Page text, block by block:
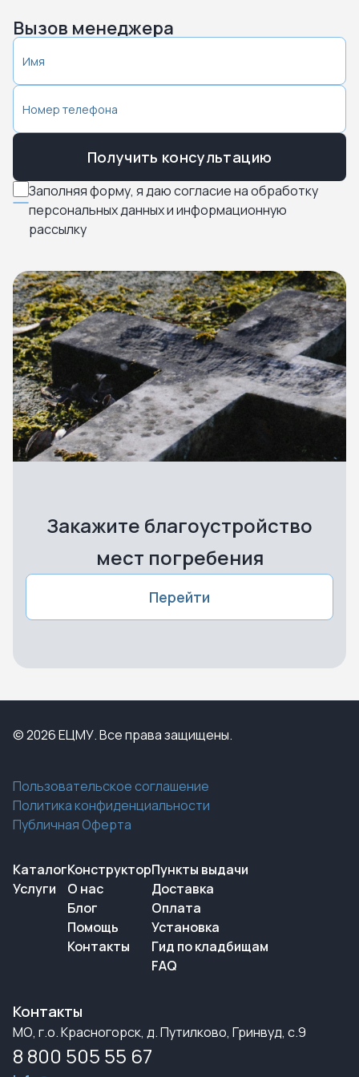
Вызов менеджера
Заполняя форму, я даю согласие на обработку
персональных данных и информационную
рассылку
Получить консультацию
Закажите благоустройство
мест погребения
Перейти
© 2026 ЕЦМУ. Все права защищены.
Пользовательское соглашение
Политика конфиденциальности
Публичная Оферта
Каталог
Услуги
Конструктор
О нас
Блог
Помощь
Контакты
Пункты выдачи
Доставка
Оплата
Установка
Гид по кладбищам
FAQ
Контакты
МО, г.о. Красногорск, д. Путилково, Гринвуд, с.9
8 800 505 55 67